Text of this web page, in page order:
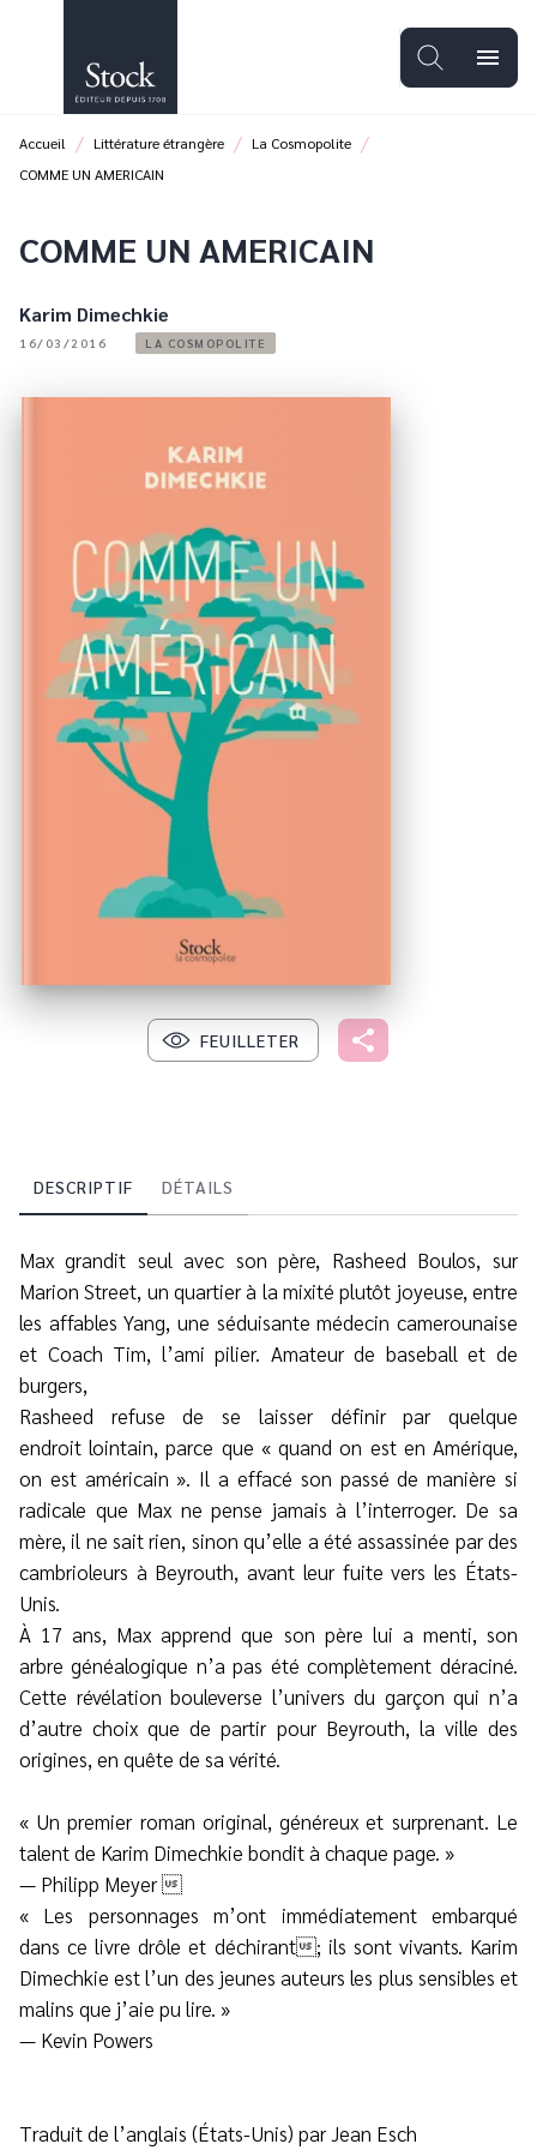
PIED DE PAGE
menu
Accueil / Littérature étrangère / La Cosmopolite /
COMME UN AMERICAIN
COMME UN AMERICAIN
Karim Dimechkie
16/03/2016 LA COSMOPOLITE
FEUILLETER
DESCRIPTIF DÉTAILS
Max grandit seul avec son père, Rasheed Boulos, sur
Marion Street, un quartier à la mixité plutôt joyeuse, entre
les affables Yang, une séduisante médecin camerounaise
et Coach Tim, l’ami pilier. Amateur de baseball et de
burgers,
Rasheed refuse de se laisser définir par quelque
endroit lointain, parce que « quand on est en Amérique,
on est américain ». Il a effacé son passé de manière si
radicale que Max ne pense jamais à l’interroger. De sa
mère, il ne sait rien, sinon qu’elle a été assassinée par des
cambrioleurs à Beyrouth, avant leur fuite vers les États-
Unis.
À 17 ans, Max apprend que son père lui a menti, son
arbre généalogique n’a pas été complètement déraciné.
Cette révélation bouleverse l’univers du garçon qui n’a
d’autre choix que de partir pour Beyrouth, la ville des
origines, en quête de sa vérité.
« Un premier roman original, généreux et surprenant. Le
talent de Karim Dimechkie bondit à chaque page. »
— Philipp Meyer
« Les personnages m’ont immédiatement embarqué
dans ce livre drôle et déchirant; ils sont vivants. Karim
Dimechkie est l’un des jeunes auteurs les plus sensibles et
malins que j’aie pu lire. »
— Kevin Powers
Traduit de l’anglais (États-Unis) par Jean Esch